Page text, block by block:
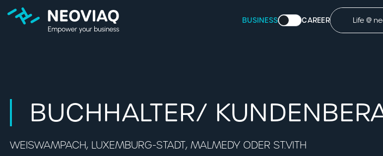
BUSINESS CAREER Life @
BUCHHALTER/
WEISWAMPACH, LUXEMBURG-STADT, MALMEDY ODER ST.VITH